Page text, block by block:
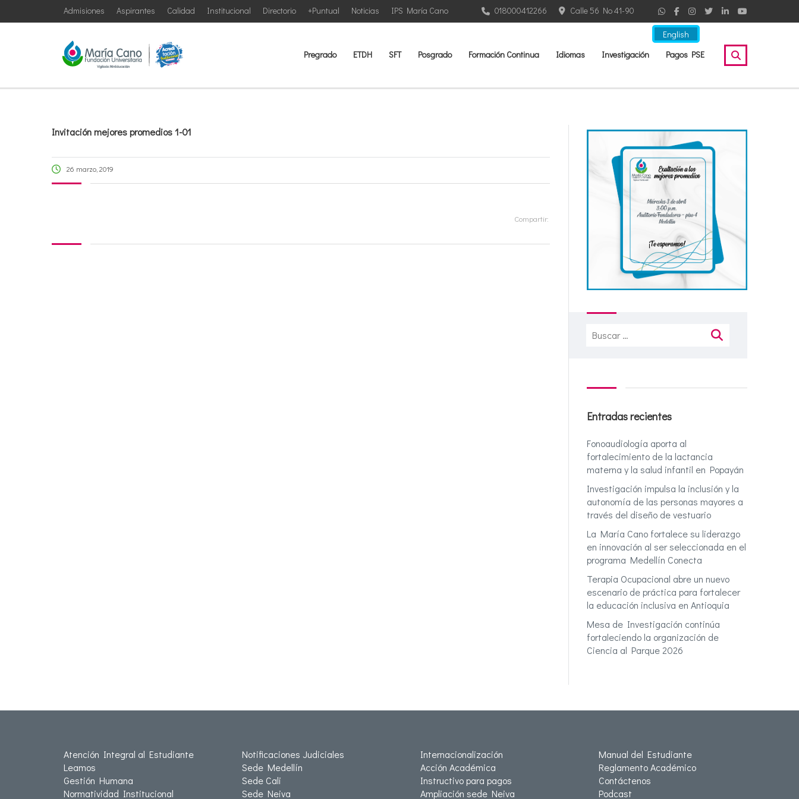
English
IPS María Cano
Noticias
+Puntual
Directorio
Institucional
Calidad
Aspirantes
Admisiones Calle 56 No 41-90
018000412266
Pregrado ETDH SFT Posgrado Formación Continua Idiomas Investigación Pagos PSE
Invitación mejores promedios 1-01
26 marzo, 2019
Compartir:
Buscar:
Entradas recientes
Fonoaudiología aporta al
fortalecimiento de la lactancia
materna y la salud infantil en Popayán
Investigación impulsa la inclusión y la
autonomía de las personas mayores a
través del diseño de vestuario
La María Cano fortalece su liderazgo
en innovación al ser seleccionada en el
programa Medellín Conecta
Terapia Ocupacional abre un nuevo
escenario de práctica para fortalecer
la educación inclusiva en Antioquia
Mesa de Investigación continúa
fortaleciendo la organización de
Ciencia al Parque 2026
Atención Integral al Estudiante
Leamos
Gestión Humana
Normatividad Institucional
Notificaciones Judiciales
Sede Medellín
Sede Cali
Sede Neiva
Internacionalización
Acción Académica
Instructivo para pagos
Ampliación sede Neiva
Manual del Estudiante
Reglamento Académico
Contáctenos
Podcast